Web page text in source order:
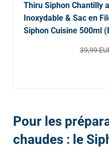
Thiru Siphon Chantilly
Inoxydable & Sac en
Siphon Cuisine 500ml
39,99
Pour les
chaudes : le